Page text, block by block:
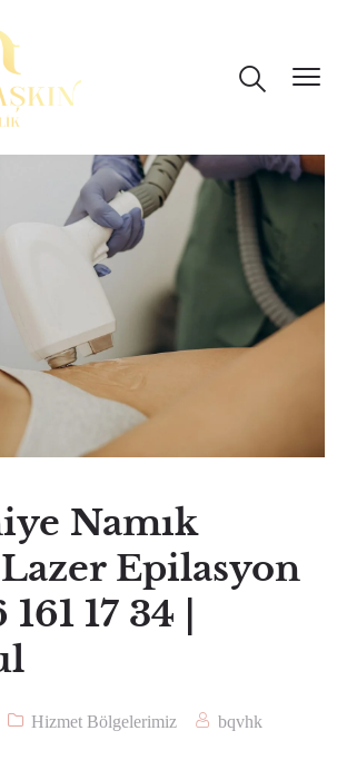
Namık
Epilasyon
17 34 |
Hizmet Bölgelerimiz
bqvhk